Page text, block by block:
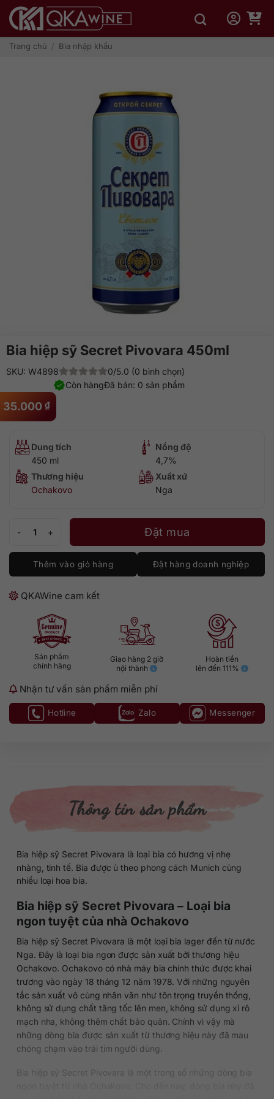
qua
dungTrang chủ / Bia nhập khẩu
Bia hiệp sỹ Secret Pivovara 450ml
35.000 ₫
SKU: W4898
0/5.0 (0 bình chọn)
Đã bán: 0 sản phẩm
Còn hàng
Dung tích
450 ml
Nồng độ
4,7%
Thương hiệu
Ochakovo
Xuất xứ
Nga
Bia hiệp sỹ Secret Pivovara 450ml số lượng
Đặt mua
Thêm vào giỏ hàng Đặt hàng doanh nghiệp
QKAWine cam kết
Sản phẩm
chính hãng
Giao hàng 2 giờ
nội thành
Hoàn tiền
lên đến 111%
Nhận tư vấn sản phẩm miễn phí
Hotline Zalo Messenger
Thông tin sản phẩm
Bia hiệp sỹ Secret Pivovara là loại bia có hương vị nhẹ
nhàng, tinh tế. Bia được ủ theo phong cách Munich cùng
nhiều loại hoa bia.
Bia hiệp sỹ Secret Pivovara – Loại bia
ngon tuyệt của nhà Ochakovo
Bia hiệp sỹ Secret Pivovara là một loại bia lager đến từ nước
Nga. Đây là loại bia ngon được sản xuất bởi thương hiệu
Ochakovo. Ochakovo có nhà máy bia chính thức được khai
trương vào ngày 18 tháng 12 năm 1978. Với những nguyên
tắc sản xuất vô cùng nhân văn như tôn trọng truyền thống,
không sử dụng chất tăng tốc lên men, không sử dụng xi rô
mạch nha, không thêm chất bảo quản. Chính vì vậy mà
những dòng bia được sản xuất từ thương hiệu này đã mau
chóng chạm vào trái tim người dùng.
Bia hiệp sỹ Secret Pivovara là một trong số những dòng bia